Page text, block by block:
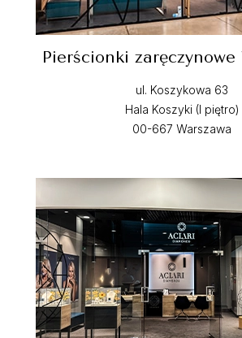
Pierścionki zaręczynowe
ul. Koszykowa 63
Hala Koszyki (I piętro)
00-667 Warszawa